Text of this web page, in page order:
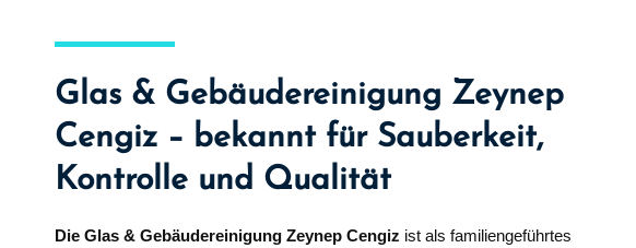
Glas & Gebäudereinigung Zeynep
Cengiz – bekannt für Sauberkeit,
Kontrolle und Qualität
Die Glas & Gebäudereinigung Zeynep Cengiz ist als familiengeführtes